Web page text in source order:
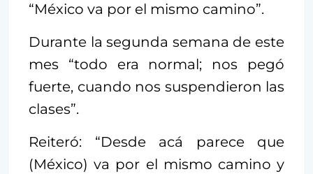
“México va por el mismo camino”.
Durante la segunda semana de este
mes “todo era normal; nos pegó
fuerte, cuando nos suspendieron las
clases”.
Reiteró: “Desde acá parece que
(México) va por el mismo camino y